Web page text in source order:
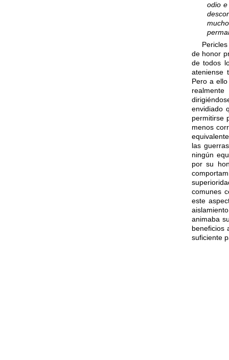
odio
de honor
de todos
ateniense
Pero a
envidiado
permitirse
menos
las
ningún
por su
comunes
este
animaba
beneficios
suficiente